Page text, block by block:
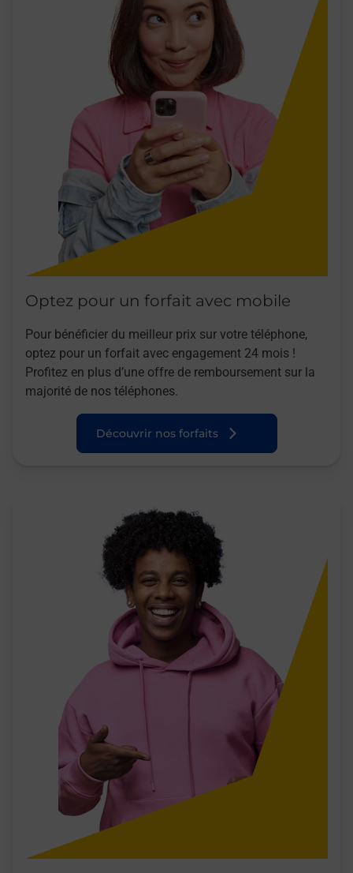
Optez pour un forfait avec mobile
Pour bénéficier du meilleur prix sur votre téléphone,
optez pour un forfait avec engagement 24 mois !
Profitez en plus d’une offre de remboursement sur la
majorité de nos téléphones.
Découvrir nos forfaits